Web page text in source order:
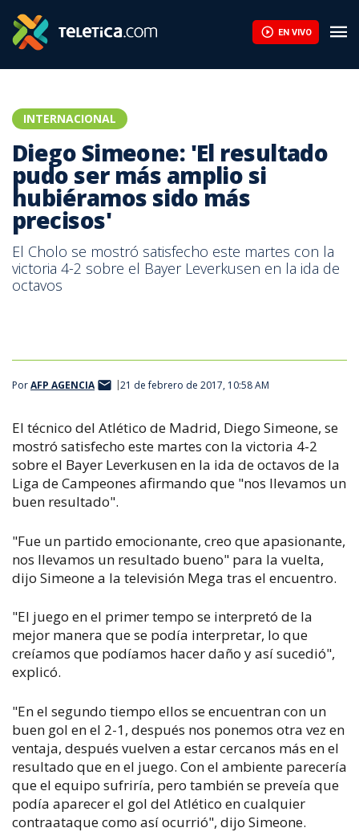
EN VIVO
INTERNACIONAL
Diego Simeone: 'El resultado
pudo ser más amplio si
hubiéramos sido más
precisos'
El Cholo se mostró satisfecho este martes con la
victoria 4-2 sobre el Bayer Leverkusen en la ida de
octavos
PorAFP AGENCIA 21 de febrero de 2017, 10:58 AM
El técnico del Atlético de Madrid, Diego Simeone, se
mostró satisfecho este martes con la victoria 4-2
sobre el Bayer Leverkusen en la ida de octavos de la
Liga de Campeones afirmando que "nos llevamos un
buen resultado".
"Fue un partido emocionante, creo que apasionante,
nos llevamos un resultado bueno" para la vuelta,
dijo Simeone a la televisión Mega tras el encuentro.
"El juego en el primer tempo se interpretó de la
mejor manera que se podía interpretar, lo que
creíamos que podíamos hacer daño y así sucedió",
explicó.
"En el segundo tiempo ellos se encuentran con un
buen gol en el 2-1, después nos ponemos otra vez en
ventaja, después vuelven a estar cercanos más en el
resultado que en el juego. Con el ambiente parecería
que el equipo sufriría, pero también se preveía que
podía aparecer el gol del Atlético en cualquier
contraataque como así ocurrió", dijo Simeone.